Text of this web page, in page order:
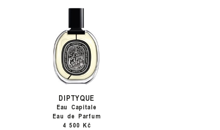
DIPTYQUE
Eau Capitale
Eau de Parfum
4 500 Kč